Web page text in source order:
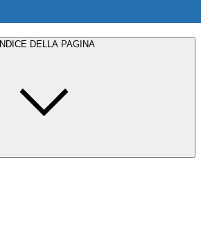
INDICE DELLA PAGINA